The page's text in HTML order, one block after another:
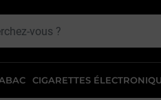
CIGARETTES